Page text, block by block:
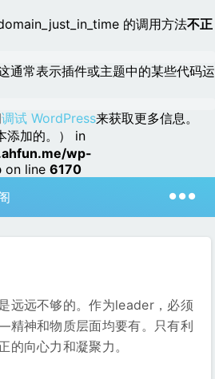
的调用方法不正
通常表示插件或主题中的某些代码运
调试 WordPress来获取更多信息。
添加的。） in
wp-
on line 6170
远远不够的。作为leader，必须
神和物质层面均要有。只有利
的向心力和凝聚力。